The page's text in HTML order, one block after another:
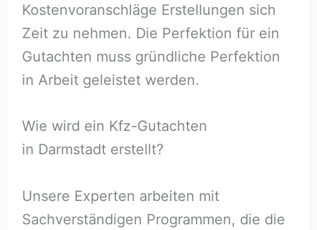
Kostenvoranschläge Erstellungen sich
Zeit zu nehmen. Die Perfektion für ein
Gutachten muss gründliche Perfektion
in Arbeit geleistet werden.
Wie wird ein Kfz-Gutachten
in Darmstadt erstellt?
Unsere Experten arbeiten mit
Sachverständigen Programmen, die die